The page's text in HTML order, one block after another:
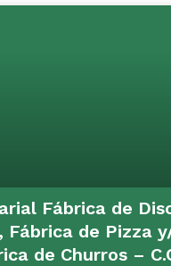
Fábrica de
Fábrica de Pizza
de Churros –